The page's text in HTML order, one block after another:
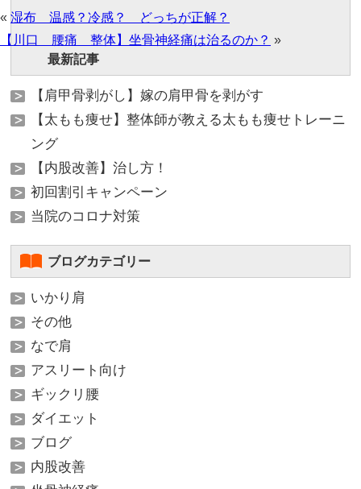
« 湿布 温感？冷感？ どっちが正解？
【川口 腰痛 整体】坐骨神経痛は治るのか？ »
最新記事
【肩甲骨剥がし】嫁の肩甲骨を剥がす
【太もも痩せ】整体師が教える太もも痩せトレーニ
ング
【内股改善】治し方！
初回割引キャンペーン
当院のコロナ対策
ブログカテゴリー
いかり肩
その他
なで肩
アスリート向け
ギックリ腰
ダイエット
ブログ
内股改善